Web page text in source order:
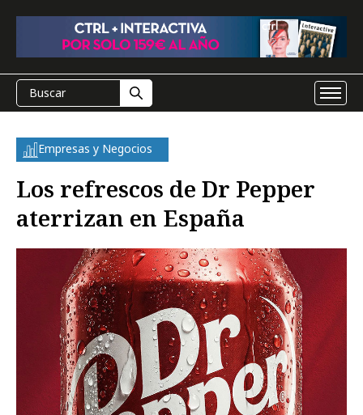
Empresas y Negocios
Los refrescos de Dr Pepper
aterrizan en España